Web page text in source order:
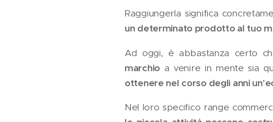
Raggiungerla significa
un determinato prodotto al tuo
Ad oggi, è abbastanza certo
marchio a venire in mente sia
ottenere nel corso degli anni
Nel loro specifico range